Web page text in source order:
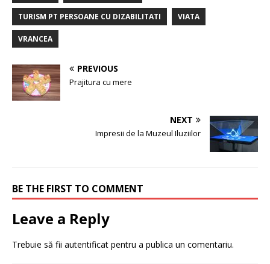
TURISM PT PERSOANE CU DIZABILITATI VIATA
VRANCEA
PREVIOUS
Prajitura cu mere
NEXT
Impresii de la Muzeul Iluziilor
BE THE FIRST TO COMMENT
Leave a Reply
Trebuie să fii autentificat pentru a publica un comentariu.